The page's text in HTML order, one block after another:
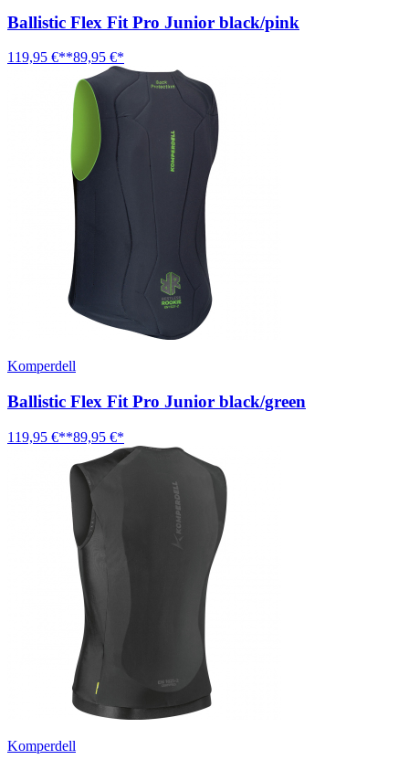
Ballistic Flex Fit Pro Junior black/pink
119,95 €**89,95 €*
Komperdell
Ballistic Flex Fit Pro Junior black/green
119,95 €**89,95 €*
Komperdell